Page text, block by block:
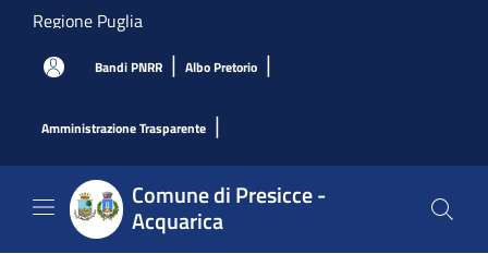
Salta al contenuto principale
Regione Puglia
Bandi PNRR | Albo Pretorio |
Amministrazione Trasparente |
Comune di Presicce -
Acquarica